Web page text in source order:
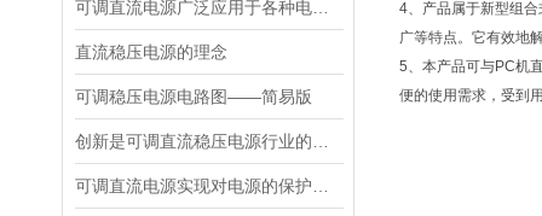
直流稳压电源的理念
可调稳压电源电路图——简易版
4、产品属于新型组
广等特点。它有效地
5、本产品可与PC机
便的使用需求，受到